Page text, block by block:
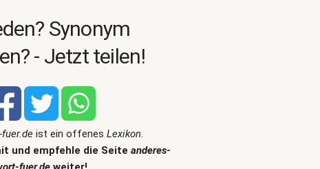
Synonym
- Jetzt teilen!
ist ein offenes Lexikon.
und empfehle die Seite anderes-